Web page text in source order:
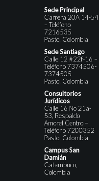
Sede Principal
Carrera 20A 14-54
– Teléfono
7216535
Pasto, Colombia
Sede Santiago
Calle 12 #22f-16 –
Teléfono 7374506-
7374505
Pasto, Colombia
Consultorios
Jurídicos
Calle 16 No 21a-
53, Respaldo
Amorel Centro –
Teléfono 7200352
Pasto, Colombia
Campus San
Damián
Catambuco,
Colombia